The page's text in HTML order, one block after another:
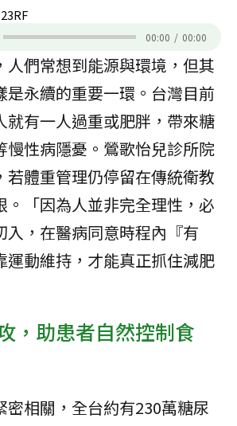
00:00 / 00:00
人們常想到能源與環境，但其
是永續的重要一環。台灣目前
就有一人過重或肥胖，帶來糖
慢性病隱憂。鶯歌怡兒診所院
若體重管理仍停留在傳統衛教
。「因為人並非完全理性，必
入，在醫病同意時程內『有
運動維持，才能真正抓住減肥
，助患者自然控制食
密相關，全台約有230萬糖尿